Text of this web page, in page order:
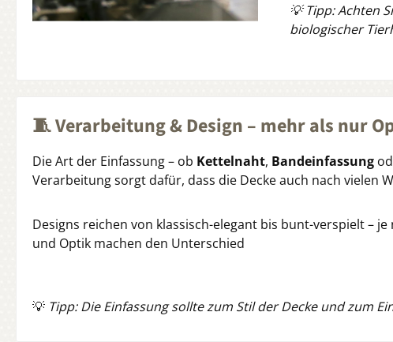
💡 Tipp: Achten
biologischer
🧵 Verarbeitung & Design – mehr als nur
Die Art der Einfassung – ob Kettelnaht, Bandeinfassung
Verarbeitung sorgt dafür, dass die Decke auch nach vielen
Designs reichen von klassisch-elegant bis bunt-verspielt –
und Optik machen den Unterschied
💡 Tipp: Die Einfassung sollte zum Stil der Decke und zum